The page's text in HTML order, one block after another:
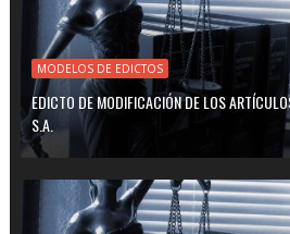
MODELOS DE EDICTOS
EDICTO DE MODIFICACIÓN DE LOS
S.A.